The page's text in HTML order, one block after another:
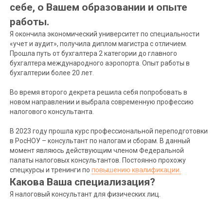
себе, о Вашем образовании и опыте
работы.
Я окончила экономический университет по специальности
«учет и аудит», получила диплом магистра с отличием.
Прошла путь от бухгалтера 2 категории до главного
бухгалтера международного аэропорта. Опыт работы в
бухгалтерии более 20 лет.
Во время второго декрета решила себя попробовать в
новом направлении и выбрала современную профессию
налогового консультанта.
В 2023 году прошла курс профессиональной переподготовки
в РосНОУ – консультант по налогам и сборам. В данный
момент являюсь действующим членом Федеральной
палаты налоговых консультантов. Постоянно прохожу
спецкурсы и тренинги по повышению квалификации.
Какова Ваша специализация?
Я налоговый консультант для физических лиц.